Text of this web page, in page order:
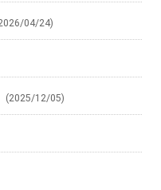
04/24)
(2025/12/05)